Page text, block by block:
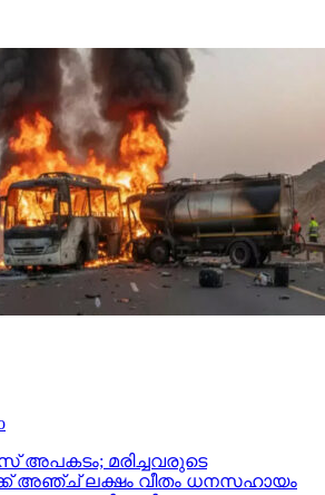
അപകടം; മരിച്ചവരുടെ
അഞ്ച് ലക്ഷം വീതം ധനസഹായം